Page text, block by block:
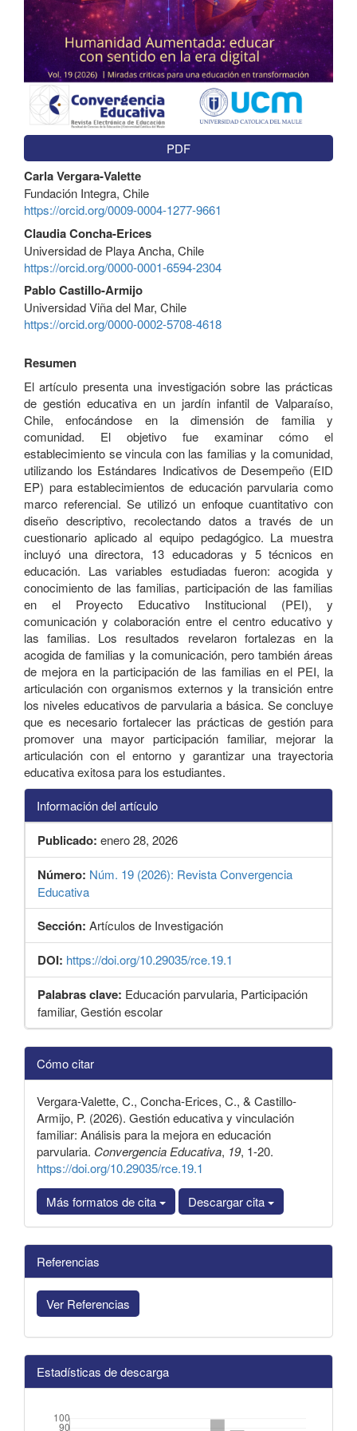
PDF
Contenido
principal
del
artículo
Carla Vergara-Valette
Fundación Integra, Chile
https://orcid.org/0009-0004-1277-9661
Claudia Concha-Erices
Universidad de Playa Ancha, Chile
https://orcid.org/0000-0001-6594-2304
Pablo Castillo-Armijo
Universidad Viña del Mar, Chile
https://orcid.org/0000-0002-5708-4618
Resumen
El artículo presenta una investigación sobre las prácticas
de gestión educativa en un jardín infantil de Valparaíso,
Chile, enfocándose en la dimensión de familia y
comunidad. El objetivo fue examinar cómo el
establecimiento se vincula con las familias y la comunidad,
utilizando los Estándares Indicativos de Desempeño (EID
EP) para establecimientos de educación parvularia como
marco referencial. Se utilizó un enfoque cuantitativo con
diseño descriptivo, recolectando datos a través de un
cuestionario aplicado al equipo pedagógico. La muestra
incluyó una directora, 13 educadoras y 5 técnicos en
educación. Las variables estudiadas fueron: acogida y
conocimiento de las familias, participación de las familias
en el Proyecto Educativo Institucional (PEI), y
comunicación y colaboración entre el centro educativo y
las familias. Los resultados revelaron fortalezas en la
acogida de familias y la comunicación, pero también áreas
de mejora en la participación de las familias en el PEI, la
articulación con organismos externos y la transición entre
los niveles educativos de parvularia a básica. Se concluye
que es necesario fortalecer las prácticas de gestión para
promover una mayor participación familiar, mejorar la
articulación con el entorno y garantizar una trayectoria
educativa exitosa para los estudiantes.
Información del artículo
Publicado: enero 28, 2026
Número: Núm. 19 (2026): Revista Convergencia
Educativa
Sección: Artículos de Investigación
DOI: https://doi.org/10.29035/rce.19.1
Palabras clave: Educación parvularia, Participación
familiar, Gestión escolar
Detalles
del
artículo
Cómo citar
Vergara-Valette, C., Concha-Erices, C., & Castillo-
Armijo, P. (2026). Gestión educativa y vinculación
familiar: Análisis para la mejora en educación
parvularia. Convergencia Educativa, 19, 1-20.
https://doi.org/10.29035/rce.19.1
Más formatos de cita
Descargar cita
Referencias
Ver Referencias
Estadísticas de descarga